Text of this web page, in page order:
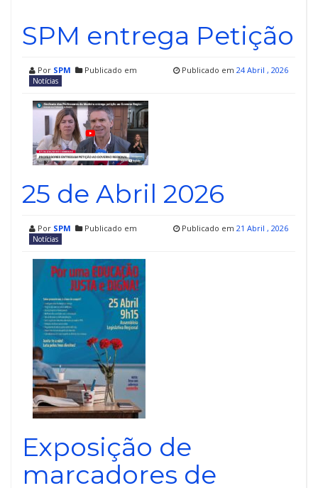
SPM entrega Petição
Por SPM Publicado em
Notícias
Publicado em 24 Abril , 2026
25 de Abril 2026
Por SPM Publicado em
Notícias
Publicado em 21 Abril , 2026
Exposição de
marcadores de